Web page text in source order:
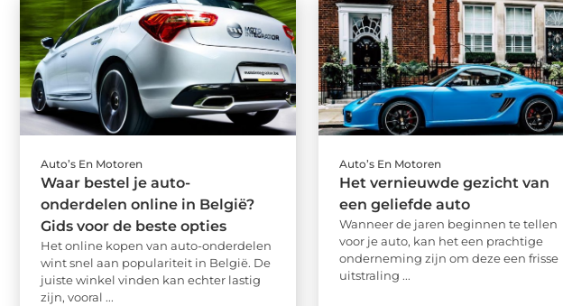
Auto’s En Motoren
Waar bestel je auto-
onderdelen online in België?
Gids voor de beste opties
Het online kopen van auto-onderdelen
wint snel aan populariteit in België. De
juiste winkel vinden kan echter lastig
zijn, vooral ...
Auto’s En Motoren
Het vernieuwde gezicht van
een geliefde auto
Wanneer de jaren beginnen te tellen
voor je auto, kan het een prachtige
onderneming zijn om deze een frisse
uitstraling ...